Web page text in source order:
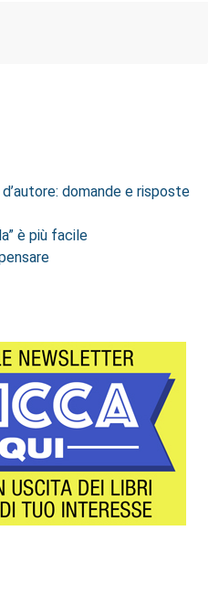
domande e risposte
è più facile